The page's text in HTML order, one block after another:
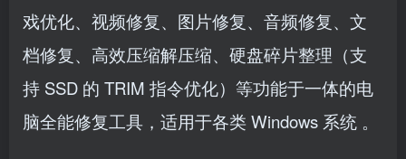
戏优化、视频修复、图片修复、音频修复、文
档修复、高效压缩解压缩、硬盘碎片整理（支
持 SSD 的 TRIM 指令优化）等功能于一体的电
脑全能修复工具，适用于各类 Windows 系统 。